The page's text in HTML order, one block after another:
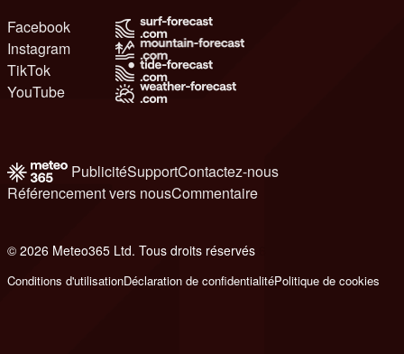
Facebook
Instagram
TikTok
YouTube
PublicitéSupportContactez-nous
Référencement vers nousCommentaire
© 2026 Meteo365 Ltd. Tous droits réservés
Conditions d'utilisationDéclaration de confidentialitéPolitique de cookies